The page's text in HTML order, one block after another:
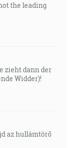
the leading
zieht dann der
Widder)!
az hullámtörő